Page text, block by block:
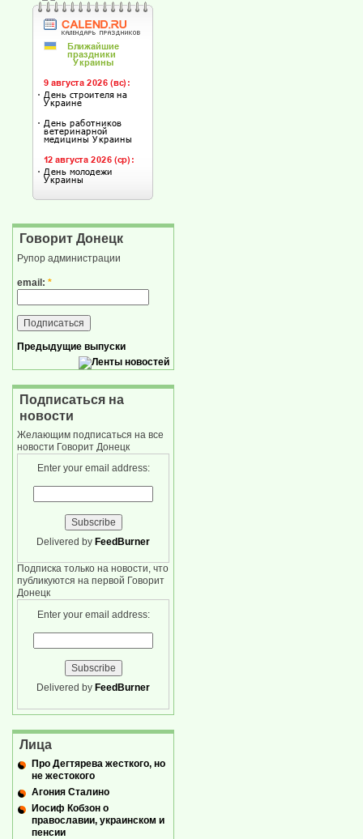
Говорит Донецк
Рупор администрации
email: *
Предыдущие выпуски
Подписаться на
новости
Желающим подписаться на все
новости Говорит Донецк
Enter your email address:
Delivered by FeedBurner
Подписка только на новости, что
публикуются на первой Говорит
Донецк
Enter your email address:
Delivered by FeedBurner
Лица
Про Дегтярева жесткого, но
не жестокого
Агония Сталино
Иосиф Кобзон о
православии, украинском и
пенсии